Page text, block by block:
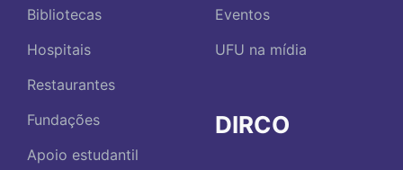
Bibliotecas
Hospitais
Restaurantes
Fundações
Apoio estudantil
Eventos
UFU na mídia
DIRCO